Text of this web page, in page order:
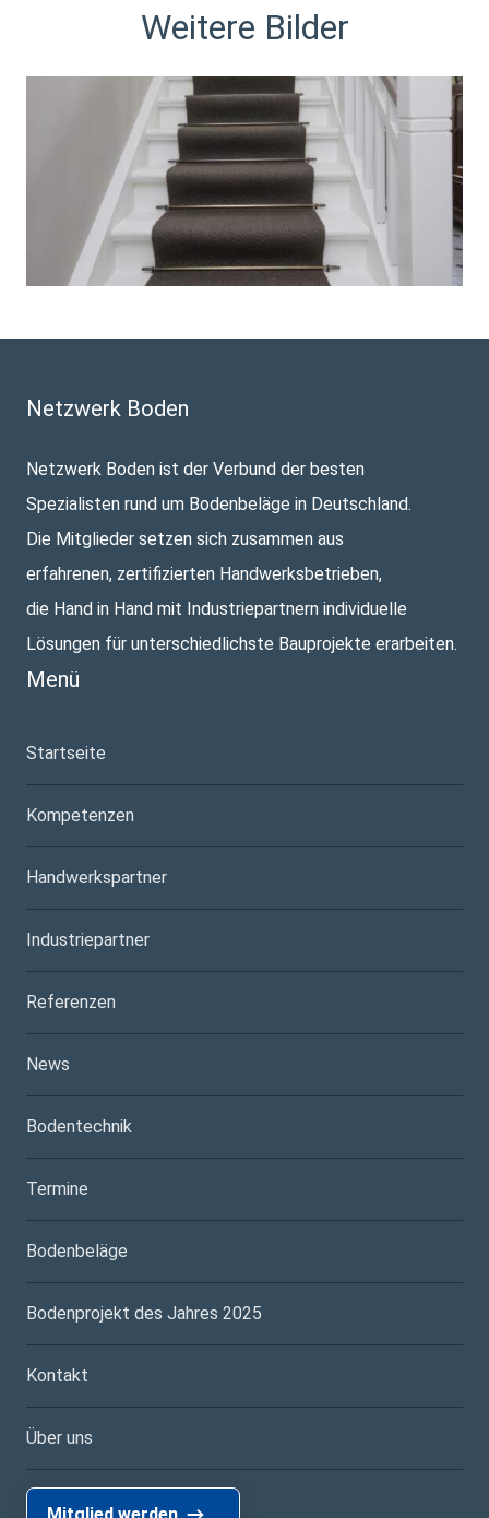
Weitere Bilder
Netzwerk Boden
Netzwerk Boden ist der Verbund der besten
Spezialisten rund um Bodenbeläge in Deutschland.
Die Mitglieder setzen sich zusammen aus
erfahrenen, zertifizierten Handwerksbetrieben,
die Hand in Hand mit Industriepartnern individuelle
Lösungen für unterschiedlichste Bauprojekte erarbeiten.
Menü
Startseite
Kompetenzen
Handwerkspartner
Industriepartner
Referenzen
News
Bodentechnik
Termine
Bodenbeläge
Bodenprojekt des Jahres 2025
Kontakt
Über uns